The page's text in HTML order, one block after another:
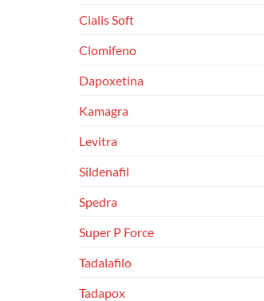
Cialis Soft
Clomifeno
Dapoxetina
Kamagra
Levitra
Sildenafil
Spedra
Super P Force
Tadalafilo
Tadapox